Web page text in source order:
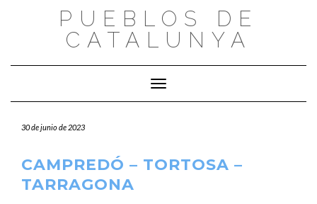
PUEBLOS DE
CATALUNYA
Cambiar modo de navegación
30 de junio de 2023
CAMPREDÓ – TORTOSA –
TARRAGONA